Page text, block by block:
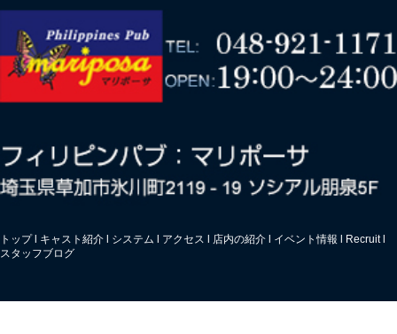
トップl キャスト紹介 システム アクセス 店内の紹介 イベント情報 Recruitl
スタッフブログ